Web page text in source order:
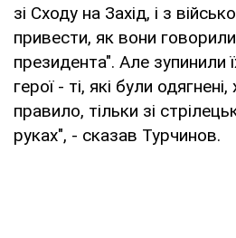
зі Сходу на Захід, і з
привести, як вони
президента". Але зупинили
герої - ті, які були
правило, тільки зі
руках", - сказав Турчинов.